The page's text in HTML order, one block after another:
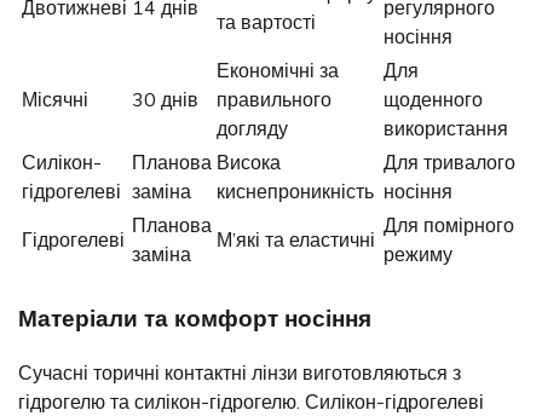
Двотижневі 14 днів
та вартості
регулярного
носіння
Місячні 30 днів
Економічні за
правильного
догляду
Для
щоденного
використання
Силікон-
гідрогелеві
Планова
заміна
Висока
киснепроникність
Для тривалого
носіння
Гідрогелеві
Планова
заміна
М’які та еластичні
Для помірного
режиму
Матеріали та комфорт носіння
Сучасні торичні контактні лінзи виготовляються з
гідрогелю та силікон-гідрогелю. Силікон-гідрогелеві